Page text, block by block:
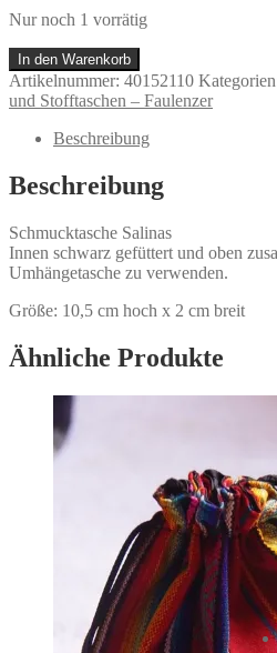
Nur noch 1 vorrätig
Schmucktasche
Salinas
Menge
In den Warenkorb
Artikelnummer: 40152110
und Stofftaschen – Faulenzer
Beschreibung
Beschreibung
Schmucktasche Salinas
Innen schwarz gefüttert und oben
Umhängetasche zu verwenden.
Größe: 10,5 cm hoch x 2 cm breit
Ähnliche Produkte